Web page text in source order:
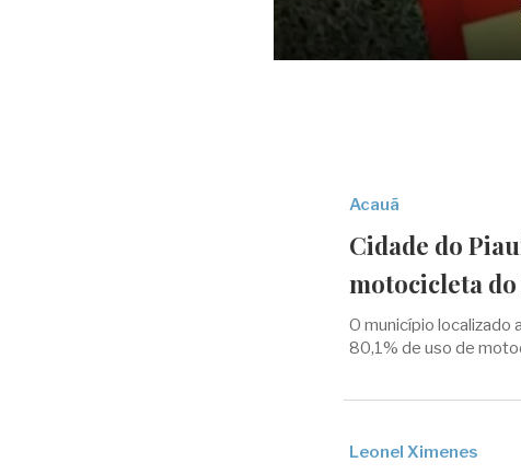
Acauã
Cidade do
motocicleta
O município
80,1% de uso de
Leonel Ximenes